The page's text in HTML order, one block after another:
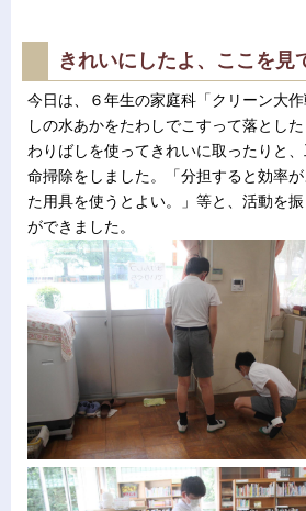
きれいにしたよ、ここを見
今日は、６年生の家庭科「クリーン大
しの水あかをたわしでこすって落とし
わりばしを使ってきれいに取ったりと
命掃除をしました。「分担すると効率
た用具を使うとよい。」等と、活動を
ができました。